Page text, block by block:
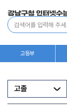
통
합
색
고등부
고졸